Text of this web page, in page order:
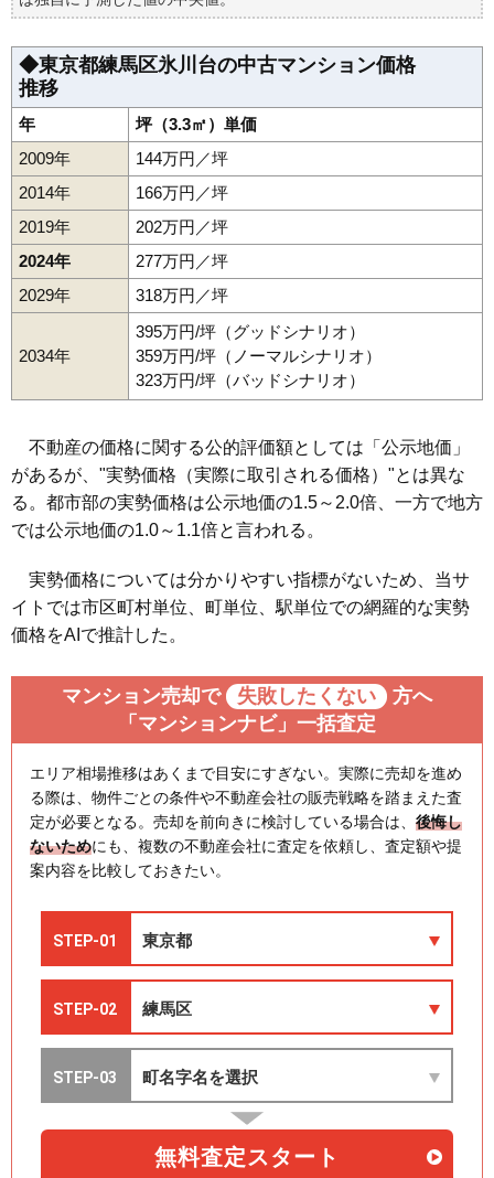
◆東京都練馬区氷川台の中古マンション価格
推移
年
坪（3.3㎡）単価
2009年
144万円／坪
2014年
166万円／坪
2019年
202万円／坪
2024年
277万円／坪
2029年
318万円／坪
2034年
395万円/坪（グッドシナリオ）
359万円/坪（ノーマルシナリオ）
323万円/坪（バッドシナリオ）
不動産の価格に関する公的評価額としては「公示地価」
があるが、"実勢価格（実際に取引される価格）"とは異な
る。都市部の実勢価格は公示地価の1.5～2.0倍、一方で地方
では公示地価の1.0～1.1倍と言われる。
実勢価格については分かりやすい指標がないため、当サ
イトでは市区町村単位、町単位、駅単位での網羅的な実勢
価格をAIで推計した。
マンション売却で 失敗したくない
方へ
「マンションナビ」一括査定
エリア相場推移はあくまで目安にすぎない。実際に売却を進め
る際は、物件ごとの条件や不動産会社の販売戦略を踏まえた査
定が必要となる。売却を前向きに検討している場合は、 後悔し
ないためにも、複数の不動産会社に査定を依頼し、査定額や提
案内容を比較しておきたい。